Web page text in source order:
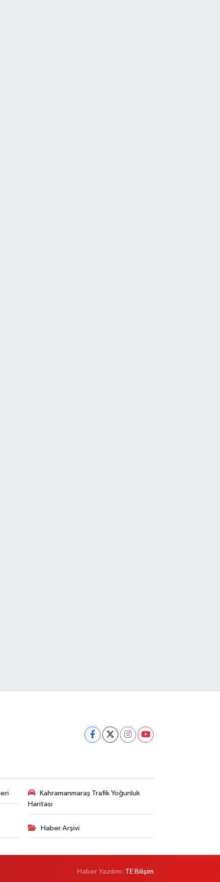
Kahramanmaraş Trafik Yoğunluk
Haritası
Haber Arşivi
Haber Yazılımı: TE Bilişim